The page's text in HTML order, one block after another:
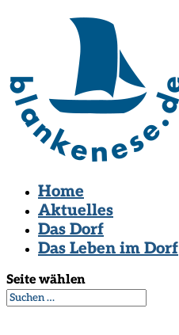
Home
Aktuelles
Das Dorf
Das Leben im Dorf
Seite wählen